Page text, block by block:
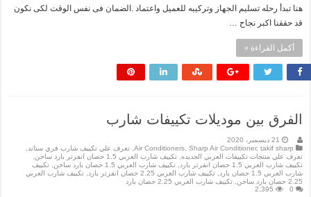
هنا تبدأ رحله تسليم الجهاز وتركيبه للعميل واعتماد .الضمان فى نفس الوقت لكى نكون
قد حققنا اكبر نجاح …
أكمل القراءة »
الفرق بين موديلات تكييفات شارب
21 ديسمبر، 2020
Air Conditioners,Sharp Air Conditioner,takif sharp
,تعرف علي تكييف شارب فري ستاند,
تعرف علي منتجات تكييفات العربي الجديده,تكييف شارب العربي 1.5 حصان انفرتر بارد ساخن
,
تكييف شارب العربي 1.5 حصان انفرتر بارد
, تكييف شارب العربي 1.5 حصان بارد ساخن ,تكييف
شارب العربي 1.5 حصان بارد
, تكييف شارب العربي 2.25 حصان انفرتر بارد , تكييف شارب العربي
2.25 حصان بارد ساخن
,تكييف شارب العربي 2.25 حصان بارد
0
2,395